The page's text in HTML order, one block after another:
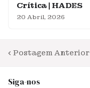
Crítica | HADES
20 Abril, 2026
Postagem Anterior
Siga-nos